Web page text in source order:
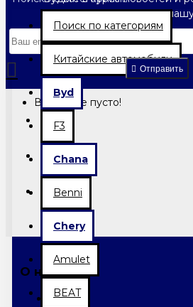
Поиск по категориям
Китайские автомобили
Byd
F3
Chana
Benni
Chery
Amulet
BEAT
0 товар(ов) - 0.00 грн.
В корзине пусто!
подписавшись на
Отправить
О нас
О нас